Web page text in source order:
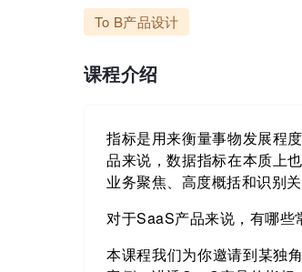
To B产品设计
课程介绍
指标是用来衡量事物发展程
品来说，数据指标在本质上
业务聚焦、高度概括和识别关
对于SaaS产品来说，有哪些
本课程我们为你邀请到某独